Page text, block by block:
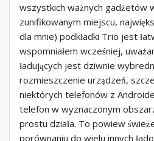
wszystkich ważnych gadżetów
zunifikowanym miejscu,
dla mnie) podkładki Trio jest
wspomniałem wcześniej,
ładujących jest dziwnie
rozmieszczenie urządzeń,
niektórych telefonów z
telefon w wyznaczonym
prostu działa. To powiew
porównaniu do wielu innych